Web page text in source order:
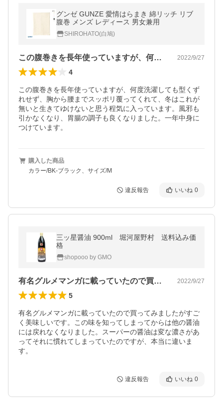
グンゼ GUNZE 愛情はらまき 綿リッチ リブ
腹巻 メンズ レディース 男女兼用
SHIROHATO(白鳩)
この腹巻きを長年使っていますが、何度洗… 2022/9/27
4
この腹巻きを長年使っていますが、何度洗濯しても型くず
れせず、胸から腰までスッポリ覆ってくれて、冬はこれが
無いと生きてゆけないと思う程気に入っています。風邪も
引かなくなり、胃腸の調子も良くなりました。一年中身に
つけています。
購入した商品
カラー/BK-ブラック、サイズ/M
違反報告 いいね 0
三ッ星醤油 900ml 堀河屋野村 送料込み価
格
shopooo by GMO
有名グルメマンガに載っていたので買って… 2022/9/27
5
有名グルメマンガに載っていたので買ってみましたがすご
く美味しいです。この味を知ってしまってからは他の醤油
には戻れなくなりました。スーパーの醤油は変な濃さがあ
ってそれに慣れてしまっていたのですが、本当に違いま
す。
違反報告 いいね 0